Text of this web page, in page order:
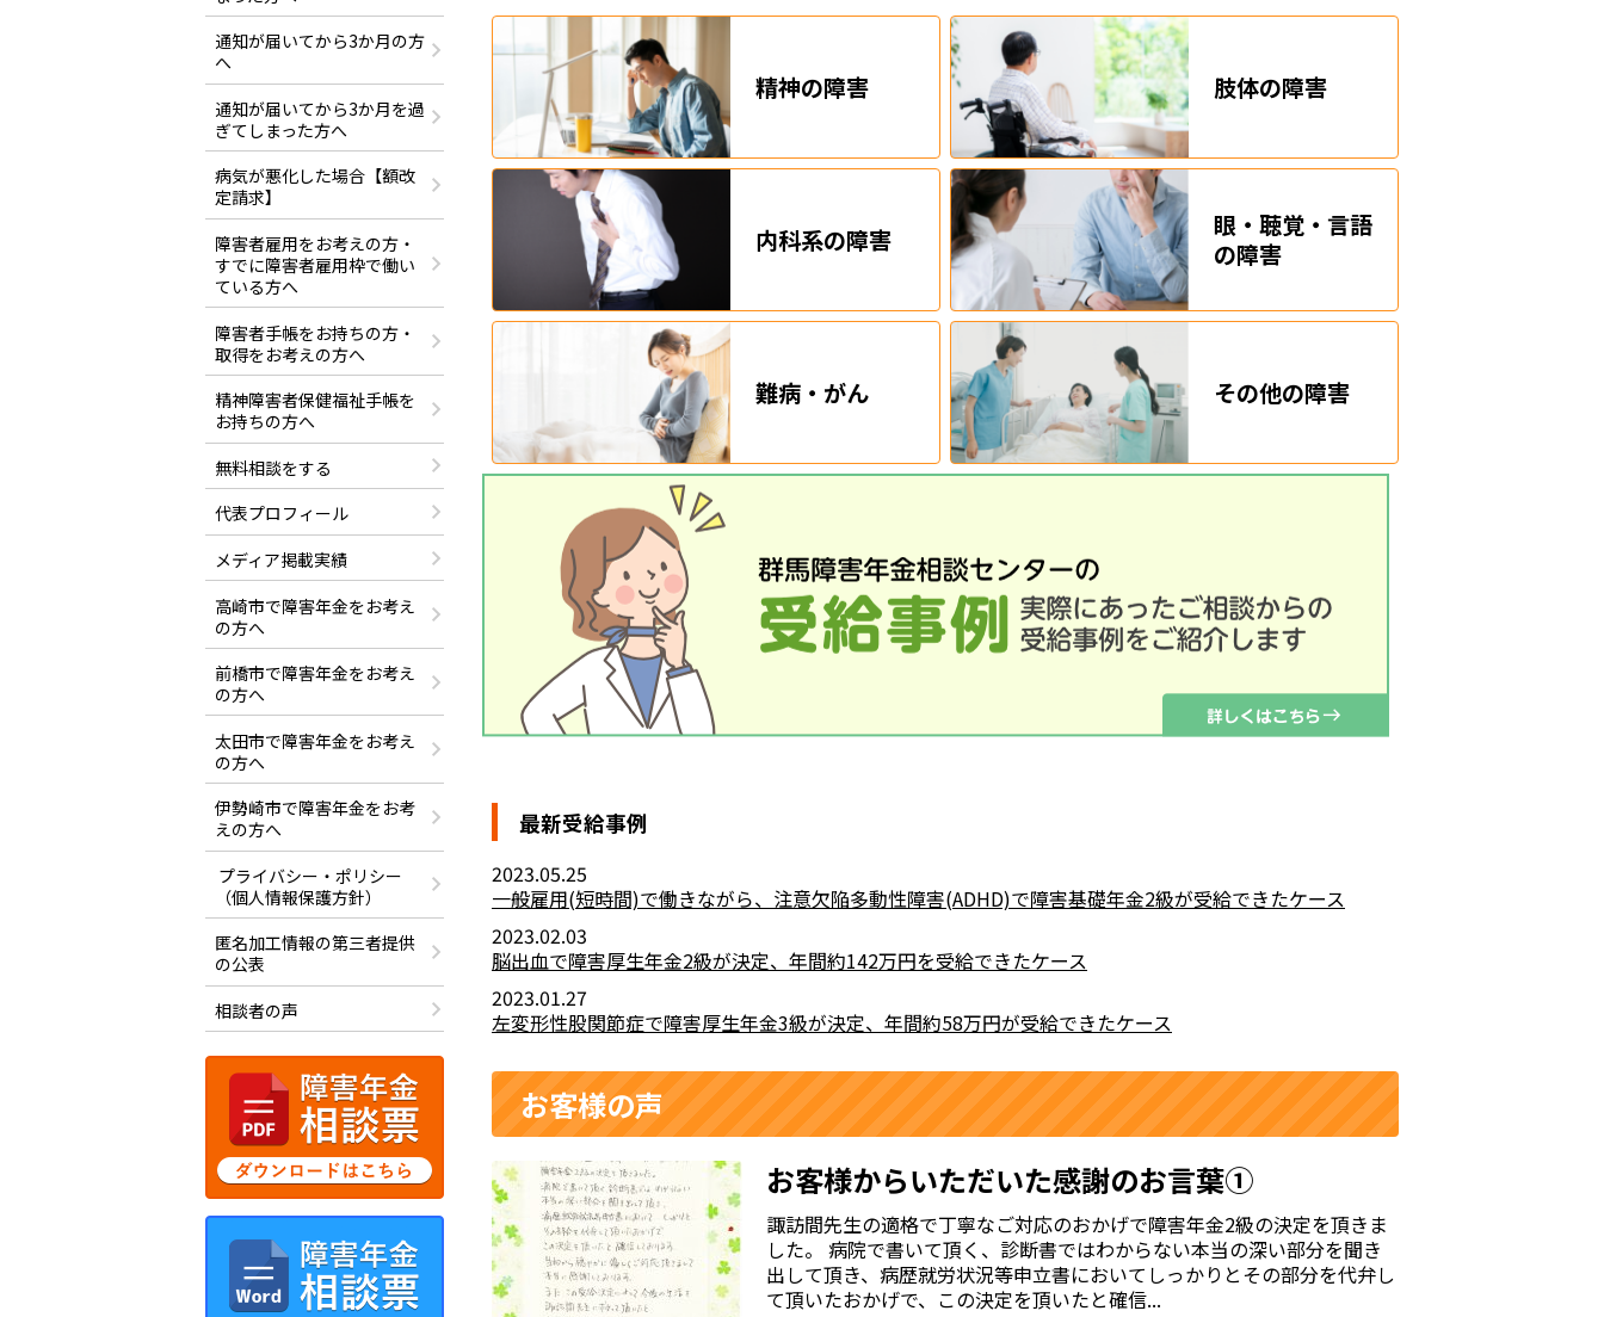
通知が届いてから3か月の方
へ
通知が届いてから3か月を過
ぎてしまった方へ
病気が悪化した場合【額改
定請求】
障害者雇用をお考えの方・
すでに障害者雇用枠で働い
ている方へ
障害者手帳をお持ちの方・
取得をお考えの方へ
精神障害者保健福祉手帳を
お持ちの方へ
無料相談をする
代表プロフィール
メディア掲載実績
高崎市で障害年金をお考え
の方へ
前橋市で障害年金をお考え
の方へ
太田市で障害年金をお考え
の方へ
伊勢崎市で障害年金をお考
えの方へ
プライバシー・ポリシー
（個人情報保護方針）
匿名加工情報の第三者提供
の公表
相談者の声
精神の障害 肢体の障害
内科系の障害
眼・聴覚・言語
の障害
難病・がん その他の障害
最新受給事例
2023.05.25
一般雇用(短時間)で働きながら、注意欠陥多動性障害(ADHD)で障害基礎年金2級が受給できたケース
2023.02.03
脳出血で障害厚生年金2級が決定、年間約142万円を受給できたケース
2023.01.27
左変形性股関節症で障害厚生年金3級が決定、年間約58万円が受給できたケース
お客様の声
お客様からいただいた感謝のお言葉①
諏訪間先生の適格で丁寧なご対応のおかげで障害年金2級の決定を頂きま
した。 病院で書いて頂く、診断書ではわからない本当の深い部分を聞き
出して頂き、病歴就労状況等申立書においてしっかりとその部分を代弁し
て頂いたおかげで、この決定を頂いたと確信...